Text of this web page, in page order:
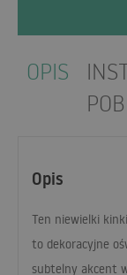
OPIS
Opis
Ten niewielki
to dekoracyjne
subtelny akcent